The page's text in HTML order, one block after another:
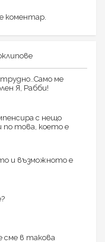
коментар.
ме
Я, Рабби!
с нещо
по това, което е
и възможното е
сме в такова